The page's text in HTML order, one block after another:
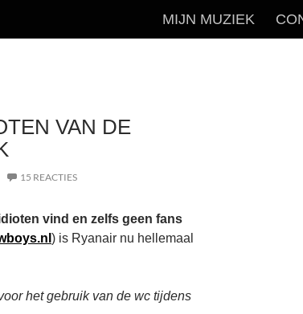
MIJN MUZIEK
VAN DE
15 REACTIES
vind en zelfs geen fans
) is Ryanair nu hellemaal
het gebruik van de wc tijdens